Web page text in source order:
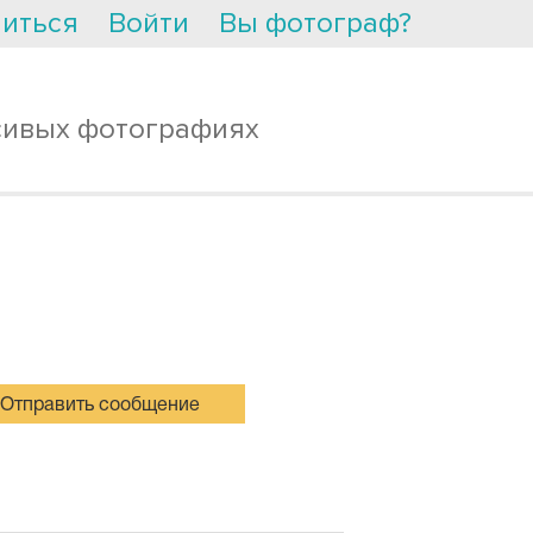
Войти Вы фотограф?
фотографиях
Отправить сообщение